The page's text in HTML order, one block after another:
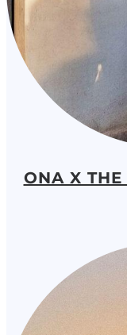
ONA X THE